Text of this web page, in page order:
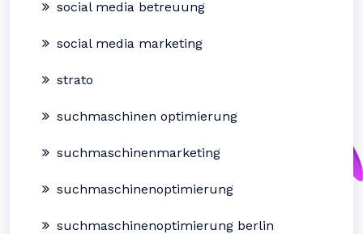
social media betreuung
social media marketing
strato
suchmaschinen optimierung
suchmaschinenmarketing
suchmaschinenoptimierung
suchmaschinenoptimierung berlin